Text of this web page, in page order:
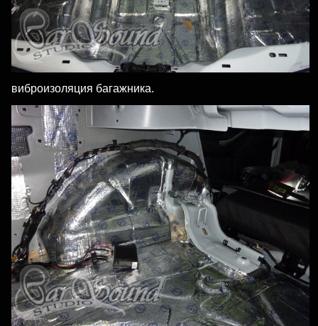
виброизоляция багажника.